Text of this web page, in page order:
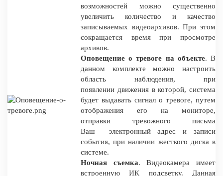
возможностей можно существенно
увеличить количество и качество
записываемых видеоархивов. При этом
сокращается время при просмотре
архивов.
Оповещение о тревоге на объекте. В
данном комплекте можно настроить
область наблюдения, при
появлении движения в которой, система
будет выдавать сигнал о тревоге, путем
отображения его на мониторе,
отправки тревожного письма
Ваш электронный адрес и записи
события, при наличии жесткого диска в
системе.
Ночная съемка. Видеокамера имеет
встроенную ИК подсветку. Данная